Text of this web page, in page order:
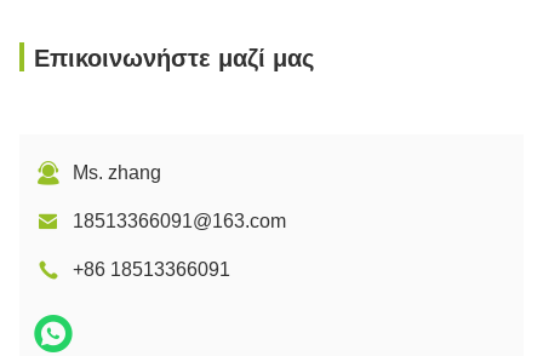
Επικοινωνήστε μαζί μας
Ms. zhang
18513366091@163.com
+86 18513366091